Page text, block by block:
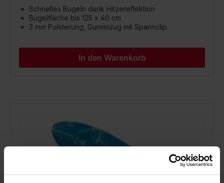
Schnelles Bügeln dank Hitzereflektion
Bügelfläche bis 125 x 40 cm
3 mm Polsterung, Gummizug mit Spannclip
In den Warenkorb